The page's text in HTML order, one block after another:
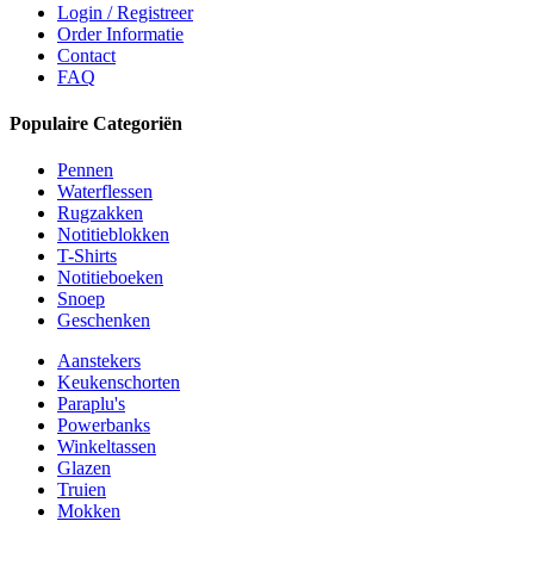
Login / Registreer
Order Informatie
Contact
FAQ
Populaire Categoriën
Pennen
Waterflessen
Rugzakken
Notitieblokken
T-Shirts
Notitieboeken
Snoep
Geschenken
Aanstekers
Keukenschorten
Paraplu's
Powerbanks
Winkeltassen
Glazen
Truien
Mokken